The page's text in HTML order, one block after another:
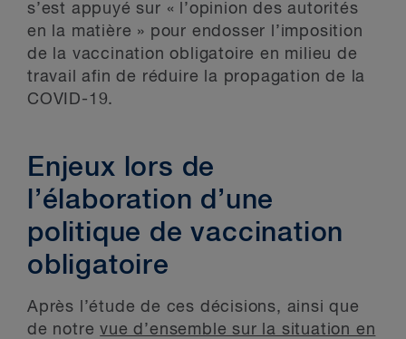
s’est appuyé sur « l’opinion des autorités
en la matière » pour endosser l’imposition
de la vaccination obligatoire en milieu de
travail afin de réduire la propagation de la
COVID-19.
Enjeux lors de
l’élaboration d’une
politique de vaccination
obligatoire
Après l’étude de ces décisions, ainsi que
de notrevue d’ensemble sur la situation en